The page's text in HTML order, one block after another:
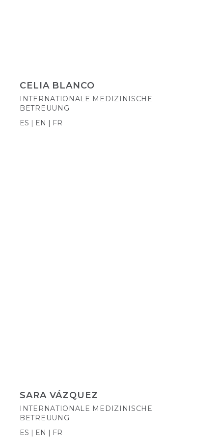
CELIA BLANCO
INTERNATIONALE MEDIZINISCHE
BETREUUNG
ES | EN | FR
SARA VÁZQUEZ
INTERNATIONALE MEDIZINISCHE
BETREUUNG
ES | EN | FR